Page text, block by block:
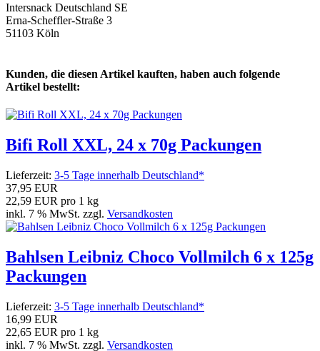
Intersnack Deutschland SE
Erna-Scheffler-Straße 3
51103 Köln
Kunden, die diesen Artikel kauften, haben auch folgende
Artikel bestellt:
Bifi Roll XXL, 24 x 70g Packungen
Lieferzeit: 3-5 Tage innerhalb Deutschland*
37,95 EUR
22,59 EUR pro 1 kg
inkl. 7 % MwSt. zzgl. Versandkosten
Bahlsen Leibniz Choco Vollmilch 6 x 125g
Packungen
Lieferzeit: 3-5 Tage innerhalb Deutschland*
16,99 EUR
22,65 EUR pro 1 kg
inkl. 7 % MwSt. zzgl. Versandkosten